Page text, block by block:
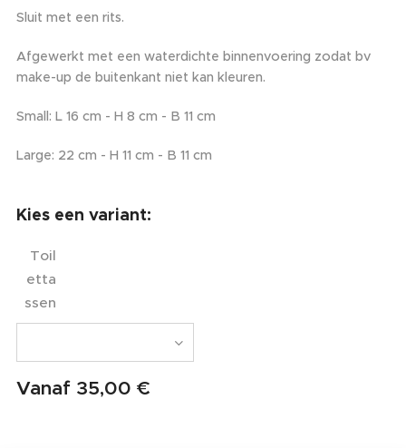
Sluit met een rits.
Afgewerkt met een waterdichte binnenvoering zodat bv
make-up de buitenkant niet kan kleuren.
Small: L 16 cm - H 8 cm - B 11 cm
Large: 22 cm - H 11 cm - B 11 cm
Kies een variant:
Toil
etta
ssen
Vanaf 35,00 €